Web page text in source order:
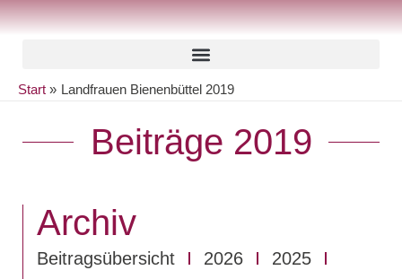
Zum
Inhalt
Start Landfrauen Bienenbüttel 2019
Beiträge 2019
Archiv
Beitragsübersicht 2026
2025